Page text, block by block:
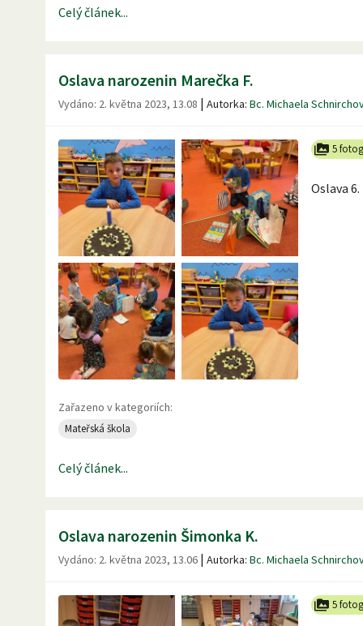
Celý článek...
Oslava narozenin Marečka F.
Vydáno: 2. května 2023, 13.08 | Autorka: Bc. Michaela
5
Oslava
Zařazeno v kategoriích:
Mateřská škola
Celý článek...
Oslava narozenin Šimonka K.
Vydáno: 2. května 2023, 13.06 | Autorka: Bc. Michaela
5